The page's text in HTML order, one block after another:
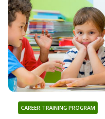
CAREER TRAINING PROGRAM